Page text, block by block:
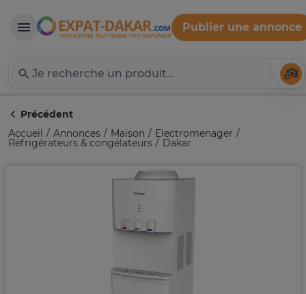
Expat-Dakar
Publier une annonce
Précédent
Accueil
Annonces Maison Electromenager
Réfrigérateurs & congélateurs Dakar